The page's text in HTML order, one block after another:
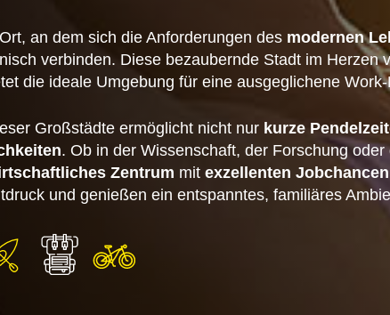
an dem sich die Anforderungen des modernen
verbinden. Diese bezaubernde Stadt im Herzen
die ideale Umgebung für eine ausgeglichene
Großstädte ermöglicht nicht nur kurze
. Ob in der Wissenschaft, der Forschung oder
Zentrum mit exzellenten Jobchancen
und genießen ein entspanntes, familiäres